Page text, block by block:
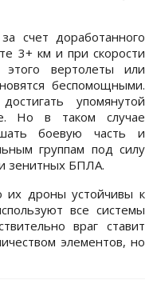
счет доработанного
3+ км и при скорости
вертолеты или
беспомощными.
упомянутой
Но в таком случае
боевую часть и
группам под силу
зенитных БПЛА.
их дроны устойчивы к
все системы
враг ставит
элементов, но